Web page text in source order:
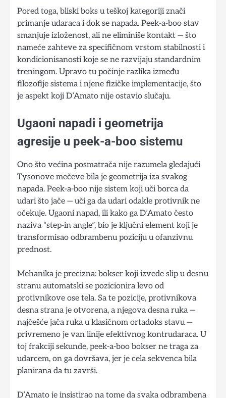
Pored toga, bliski boks u teškoj kategoriji znači
primanje udaraca i dok se napada. Peek-a-boo stav
smanjuje izloženost, ali ne eliminiše kontakt — što
nameće zahteve za specifičnom vrstom stabilnosti i
kondicionisanosti koje se ne razvijaju standardnim
treningom. Upravo tu počinje razlika između
filozofije sistema i njene fizičke implementacije, što
je aspekt koji D’Amato nije ostavio slučaju.
Ugaoni napadi i geometrija
agresije u peek-a-boo sistemu
Ono što većina posmatrača nije razumela gledajući
Tysonove mečeve bila je geometrija iza svakog
napada. Peek-a-boo nije sistem koji uči borca da
udari što jače — uči ga da udari odakle protivnik ne
očekuje. Ugaoni napad, ili kako ga D’Amato često
naziva “step-in angle”, bio je ključni element koji je
transformisao odbrambenu poziciju u ofanzivnu
prednost.
Mehanika je precizna: bokser koji izvede slip u desnu
stranu automatski se pozicionira levo od
protivnikove ose tela. Sa te pozicije, protivnikova
desna strana je otvorena, a njegova desna ruka —
najčešće jača ruka u klasičnom ortadoks stavu —
privremeno je van linije efektivnog kontrudaraca. U
toj frakciji sekunde, peek-a-boo bokser ne traga za
udarcem, on ga dovršava, jer je cela sekvenca bila
planirana da tu završi.
D’Amato je insistirao na tome da svaka odbrambena